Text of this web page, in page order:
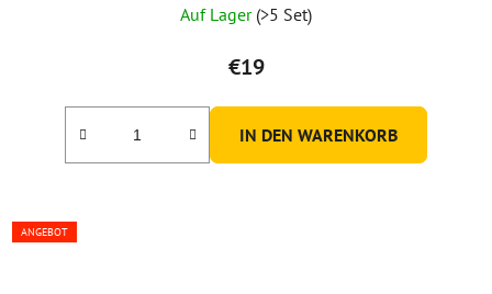
Auf Lager (>5 Set)
€19
IN DEN WARENKORB
ANGEBOT